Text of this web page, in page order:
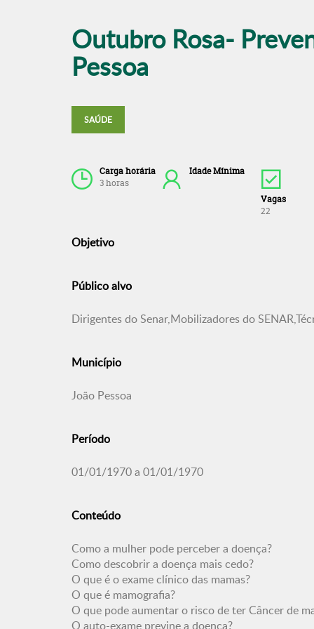
Outubro Rosa-
Pessoa
SAÚDE
Carga horária
3 horas
Idade Mínima
Vagas
22
Objetivo
Público alvo
Dirigentes do Senar,Mobilizadores do
Município
João Pessoa
Período
01/01/1970 a 01/01/1970
Conteúdo
Como a mulher pode perceber a doença?
Como descobrir a doença mais cedo?
O que é o exame clínico das mamas?
O que é mamografia?
O que pode aumentar o risco de ter Câncer de
O auto-exame previne a doença?